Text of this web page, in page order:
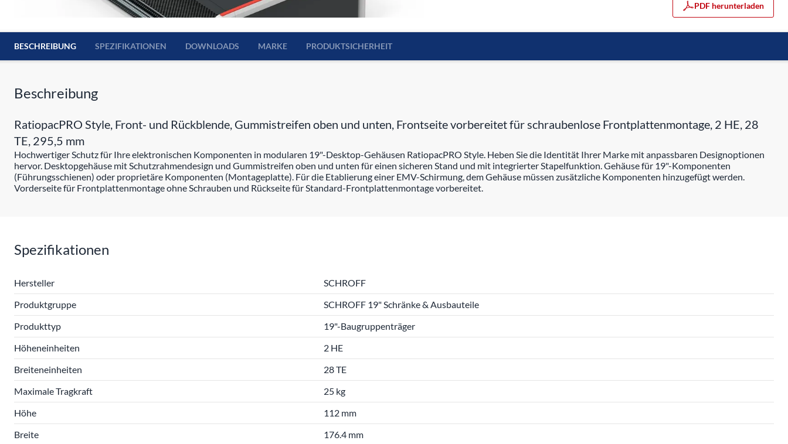
PDF herunterladen
BESCHREIBUNG SPEZIFIKATIONEN DOWNLOADS MARKE PRODUKTSICHERHEIT
Beschreibung
RatiopacPRO Style, Front- und Rückblende, Gummistreifen oben und unten, Frontseite vorbereitet für schraubenlose Frontplattenmontage, 2 HE, 28
TE, 295,5 mm
Hochwertiger Schutz für Ihre elektronischen Komponenten in modularen 19"-Desktop-Gehäusen RatiopacPRO Style. Heben Sie die Identität Ihrer Marke mit anpassbaren Designoptionen
hervor. Desktopgehäuse mit Schutzrahmendesign und Gummistreifen oben und unten für einen sicheren Stand und mit integrierter Stapelfunktion. Gehäuse für 19"-Komponenten
(Führungsschienen) oder proprietäre Komponenten (Montageplatte). Für die Etablierung einer EMV-Schirmung, dem Gehäuse müssen zusätzliche Komponenten hinzugefügt werden.
Vorderseite für Frontplattenmontage ohne Schrauben und Rückseite für Standard-Frontplattenmontage vorbereitet.
Spezifikationen
Hersteller
SCHROFF
Produktgruppe
SCHROFF 19" Schränke & Ausbauteile
Produkttyp
19"-Baugruppenträger
Höheneinheiten
2 HE
Breiteneinheiten
28 TE
Maximale Tragkraft
25 kg
Höhe
112 mm
Breite
176.4 mm